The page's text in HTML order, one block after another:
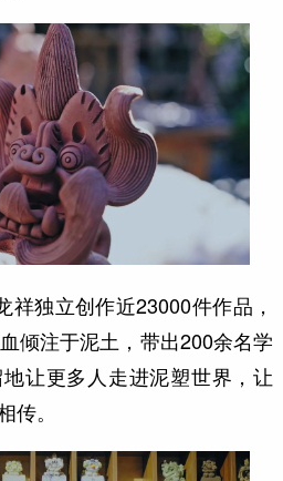
独立创作近23000件作品，
倾注于泥土，带出200余名学
让更多人走进泥塑世界，让
。